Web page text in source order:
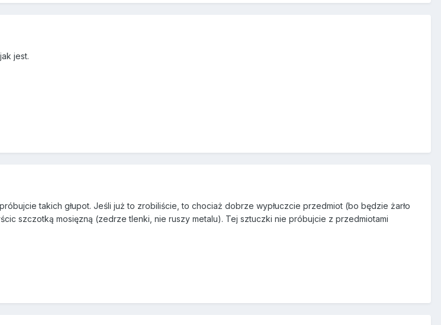
jest.
takich głupot. Jeśli już to zrobiliście, to chociaż dobrze wypłuczcie przedmiot (bo będzie żarło
szczotką mosięzną (zedrze tlenki, nie ruszy metalu). Tej sztuczki nie próbujcie z przedmiotami